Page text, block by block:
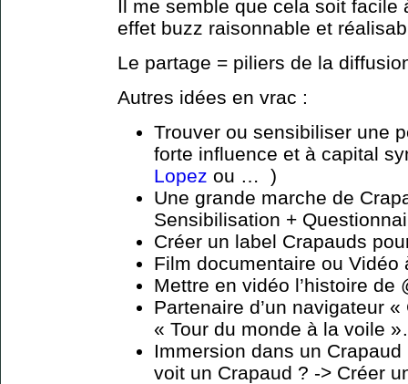
Il me semble que cela soit
effet buzz raisonnable et
Le partage = piliers de la
Autres idées en vrac :
Trouver ou sensibiliser une
forte influence et à capital
Lopez ou … )
Une grande marche de
Sensibilisation +
Créer un label Crapauds
Film documentaire ou Vidéo
Mettre en vidéo l’histoire de
Partenaire d’un navigateur
« Tour du monde à la voile
Immersion dans un
voit un Crapaud ? -> Créer